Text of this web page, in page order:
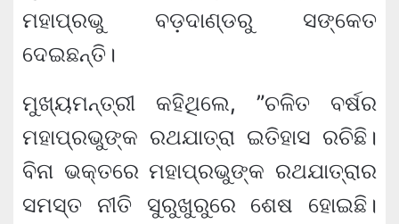
ମହାପ୍ରଭୁ ବଡ଼ଦାଣ୍ଡରୁ ସଙ୍କେତ
ଦେଇଛନ୍ତି।
ମୁଖ୍ୟମନ୍ତ୍ରୀ କହିଥିଲେ, ”ଚଳିତ ବର୍ଷର
ମହାପ୍ରଭୁଙ୍କ ରଥଯାତ୍ରା ଇତିହାସ ରଚିଛି।
ବିନା ଭକ୍ତରେ ମହାପ୍ରଭୁଙ୍କ ରଥଯାତ୍ରାର
ସମସ୍ତ ନୀତି ସୁରୁଖୁରୁରେ ଶେଷ ହୋଇଛି।